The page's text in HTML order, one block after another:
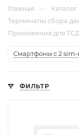
Главная — Каталог
Терминалы сбора
Приложения для
Смартфоны с 2
ФИЛЬТР